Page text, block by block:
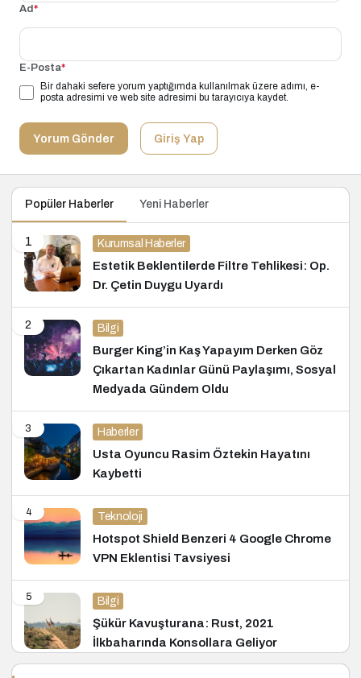
Ad*
E-Posta*
Bir dahaki sefere yorum yaptığımda kullanılmak üzere adımı, e-
posta adresimi ve web site adresimi bu tarayıcıya kaydet.
Yorum Gönder Giriş Yap
Popüler Haberler Yeni Haberler
1 Kurumsal Haberler
Estetik Beklentilerde Filtre Tehlikesi: Op.
Dr. Çetin Duygu Uyardı
2 Bilgi
Burger King’in Kaş Yapayım Derken Göz
Çıkartan Kadınlar Günü Paylaşımı, Sosyal
Medyada Gündem Oldu
3 Haberler
Usta Oyuncu Rasim Öztekin Hayatını
Kaybetti
4 Teknoloji
Hotspot Shield Benzeri 4 Google Chrome
VPN Eklentisi Tavsiyesi
5 Bilgi
Şükür Kavuşturana: Rust, 2021
İlkbaharında Konsollara Geliyor